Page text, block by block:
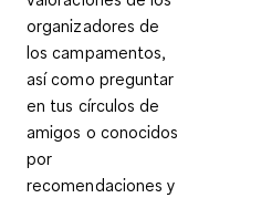
organizadores de
los campamentos,
así como preguntar
en tus círculos de
amigos o conocidos
por
recomendaciones y